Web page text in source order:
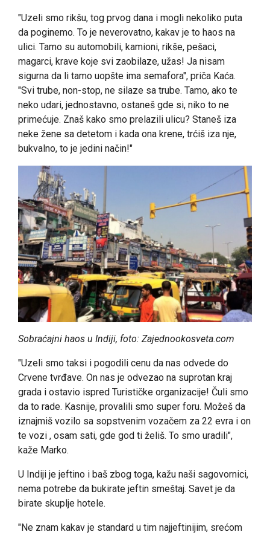
"Uzeli smo rikšu, tog prvog dana i mogli nekoliko puta
da poginemo. To je neverovatno, kakav je to haos na
ulici. Tamo su automobili, kamioni, rikše, pešaci,
magarci, krave koje svi zaobilaze, užas! Ja nisam
sigurna da li tamo uopšte ima semafora", priča Kaća.
"Svi trube, non-stop, ne silaze sa trube. Tamo, ako te
neko udari, jednostavno, ostaneš gde si, niko to ne
primećuje. Znaš kako smo prelazili ulicu? Staneš iza
neke žene sa detetom i kada ona krene, trćiš iza nje,
bukvalno, to je jedini način!"
Sobraćajni haos u Indiji, foto: Zajednookosveta.com
"Uzeli smo taksi i pogodili cenu da nas odvede do
Crvene tvrđave. On nas je odvezao na suprotan kraj
grada i ostavio ispred Turističke organizacije! Čuli smo
da to rade. Kasnije, provalili smo super foru. Možeš da
iznajmiš vozilo sa sopstvenim vozačem za 22 evra i on
te vozi , osam sati, gde god ti želiš. To smo uradili",
kaže Marko.
U Indiji je jeftino i baš zbog toga, kažu naši sagovornici,
nema potrebe da bukirate jeftin smeštaj. Savet je da
birate skuplje hotele.
"Ne znam kakav je standard u tim najjeftinijim, srećom